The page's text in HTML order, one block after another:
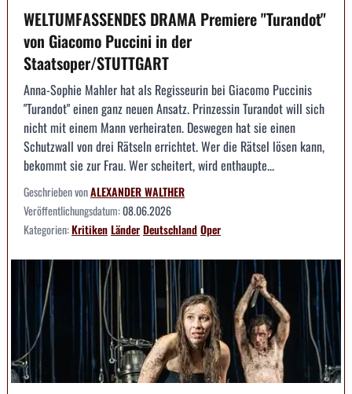
WELTUMFASSENDES DRAMA Premiere "Turandot"
von Giacomo Puccini in der
Staatsoper/STUTTGART
Anna-Sophie Mahler hat als Regisseurin bei Giacomo Puccinis
"Turandot" einen ganz neuen Ansatz. Prinzessin Turandot will sich
nicht mit einem Mann verheiraten. Deswegen hat sie einen
Schutzwall von drei Rätseln errichtet. Wer die Rätsel lösen kann,
bekommt sie zur Frau. Wer scheitert, wird enthaupte...
Geschrieben vonALEXANDER WALTHER
Veröffentlichungsdatum:08.06.2026
Kategorien:KritikenLänderDeutschlandOper